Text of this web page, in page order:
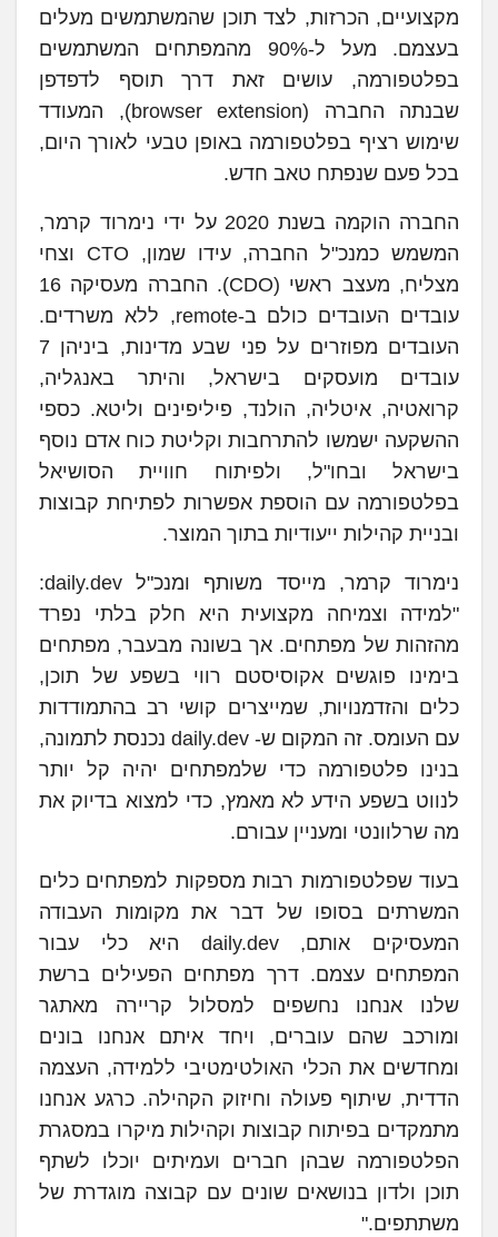
מקצועיים, הכרזות, לצד תוכן שהמשתמשים מעלים
בעצמם. מעל ל-90% מהמפתחים המשתמשים
בפלטפורמה, עושים זאת דרך תוסף לדפדפן
שבנתה החברה (browser extension), המעודד
שימוש רציף בפלטפורמה באופן טבעי לאורך היום,
בכל פעם שנפתח טאב חדש.
החברה הוקמה בשנת 2020 על ידי נימרוד קרמר,
המשמש כמנכ"ל החברה, עידו שמון, CTO וצחי
מצליח, מעצב ראשי (CDO). החברה מעסיקה 16
עובדים העובדים כולם ב-remote, ללא משרדים.
העובדים מפוזרים על פני שבע מדינות, ביניהן 7
עובדים מועסקים בישראל, והיתר באנגליה,
קרואטיה, איטליה, הולנד, פיליפינים וליטא. כספי
ההשקעה ישמשו להתרחבות וקליטת כוח אדם נוסף
בישראל ובחו"ל, ולפיתוח חוויית הסושיאל
בפלטפורמה עם הוספת אפשרות לפתיחת קבוצות
ובניית קהילות ייעודיות בתוך המוצר.
נימרוד קרמר, מייסד משותף ומנכ"ל daily.dev:
"למידה וצמיחה מקצועית היא חלק בלתי נפרד
מהזהות של מפתחים. אך בשונה מבעבר, מפתחים
בימינו פוגשים אקוסיסטם רווי בשפע של תוכן,
כלים והזדמנויות, שמייצרים קושי רב בהתמודדות
עם העומס. זה המקום ש- daily.dev נכנסת לתמונה,
בנינו פלטפורמה כדי שלמפתחים יהיה קל יותר
לנווט בשפע הידע לא מאמץ, כדי למצוא בדיוק את
מה שרלוונטי ומעניין עבורם.
בעוד שפלטפורמות רבות מספקות למפתחים כלים
המשרתים בסופו של דבר את מקומות העבודה
המעסיקים אותם, daily.dev היא כלי עבור
המפתחים עצמם. דרך מפתחים הפעילים ברשת
שלנו אנחנו נחשפים למסלול קריירה מאתגר
ומורכב שהם עוברים, ויחד איתם אנחנו בונים
ומחדשים את הכלי האולטימטיבי ללמידה, העצמה
הדדית, שיתוף פעולה וחיזוק הקהילה. כרגע אנחנו
מתמקדים בפיתוח קבוצות וקהילות מיקרו במסגרת
הפלטפורמה שבהן חברים ועמיתים יוכלו לשתף
תוכן ולדון בנושאים שונים עם קבוצה מוגדרת של
משתתפים."